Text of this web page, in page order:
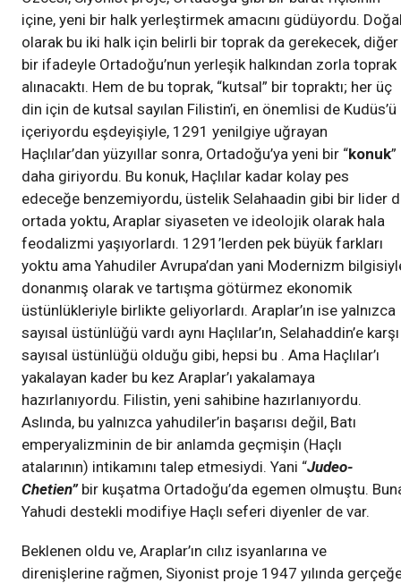
içine, yeni bir halk yerleştirmek amacını güdüyordu.
olarak bu iki halk için belirli bir toprak da gerekecek, diğer
bir ifadeyle Ortadoğu’nun yerleşik halkından zorla toprak
alınacaktı. Hem de bu toprak, “kutsal” bir topraktı; her üç
din için de kutsal sayılan Filistin’i, en önemlisi de Kudüs’ü
içeriyordu eşdeyişiyle, 1291 yenilgiye uğrayan
Haçlılar’dan yüzyıllar sonra, Ortadoğu’ya yeni bir “konuk”
daha giriyordu. Bu konuk, Haçlılar kadar kolay pes
edeceğe benzemiyordu, üstelik Selahaadin gibi bir lider
ortada yoktu, Araplar siyaseten ve ideolojik olarak hala
feodalizmi yaşıyorlardı. 1291’lerden pek büyük farkları
yoktu ama Yahudiler Avrupa’dan yani Modernizm
donanmış olarak ve tartışma götürmez ekonomik
üstünlükleriyle birlikte geliyorlardı. Araplar’ın ise yalnızca
sayısal üstünlüğü vardı aynı Haçlılar’ın, Selahaddin’e karşı
sayısal üstünlüğü olduğu gibi, hepsi bu . Ama Haçlılar’ı
yakalayan kader bu kez Araplar’ı yakalamaya
hazırlanıyordu. Filistin, yeni sahibine hazırlanıyordu.
Aslında, bu yalnızca yahudiler’in başarısı değil, Batı
emperyalizminin de bir anlamda geçmişin (Haçlı
atalarının) intikamını talep etmesiydi. Yani “Judeo-
Chetien”bir kuşatma Ortadoğu’da egemen olmuştu.
Yahudi destekli modifiye Haçlı seferi diyenler de var.
Beklenen oldu ve, Araplar’ın cılız isyanlarına ve
direnişlerine rağmen, Siyonist proje 1947 yılında